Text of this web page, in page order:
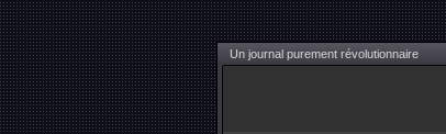
Un journal purement révolutionnaire